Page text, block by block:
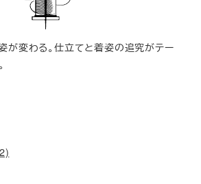
が変わる。仕立てと着姿の追究がテー